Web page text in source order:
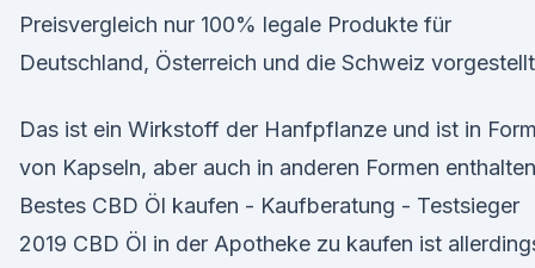
Preisvergleich nur 100% legale Produkte für
Deutschland, Österreich und die Schweiz
Das ist ein Wirkstoff der Hanfpflanze und ist in Form
von Kapseln, aber auch in anderen Formen
Bestes CBD Öl kaufen - Kaufberatung - Testsieger
2019 CBD Öl in der Apotheke zu kaufen ist